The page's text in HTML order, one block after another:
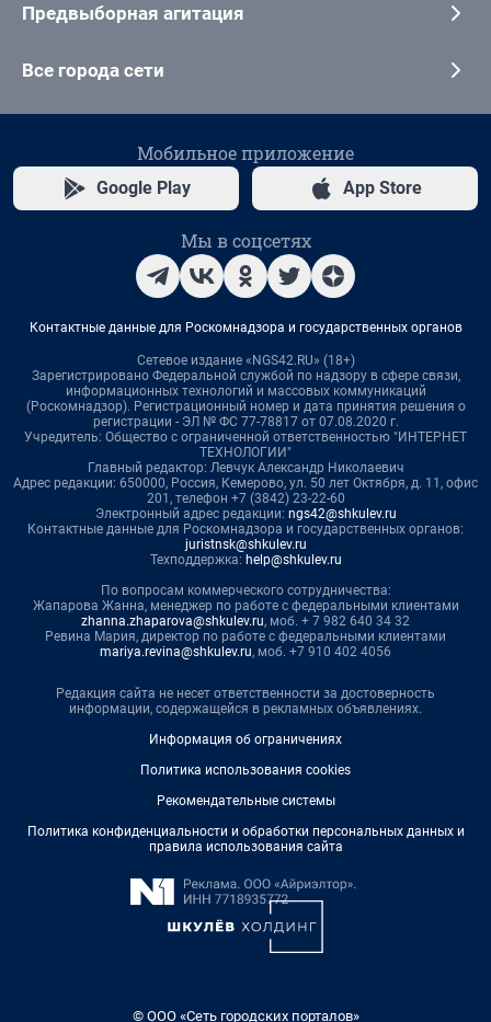
Предвыборная агитация
Все города сети
Мобильное приложение
Google Play App Store
Мы в соцсетях
Контактные данные для Роскомнадзора и государственных органов
Сетевое издание «NGS42.RU» (18+)
Зарегистрировано Федеральной службой по надзору в сфере связи,
информационных технологий и массовых коммуникаций
(Роскомнадзор). Регистрационный номер и дата принятия решения о
регистрации - ЭЛ № ФС 77-78817 от 07.08.2020 г.
Учредитель: Общество с ограниченной ответственностью "ИНТЕРНЕТ
ТЕХНОЛОГИИ"
Главный редактор: Левчук Александр Николаевич
Адрес редакции: 650000, Россия, Кемерово, ул. 50 лет Октября, д. 11, офис
201, телефон +7 (3842) 23-22-60
Электронный адрес редакции: ngs42@shkulev.ru
Контактные данные для Роскомнадзора и государственных органов:
juristnsk@shkulev.ru
Техподдержка: help@shkulev.ru
По вопросам коммерческого сотрудничества:
Жапарова Жанна, менеджер по работе с федеральными клиентами
zhanna.zhaparova@shkulev.ru, моб. + 7 982 640 34 32
Ревина Мария, директор по работе с федеральными клиентами
mariya.revina@shkulev.ru, моб. +7 910 402 4056
Редакция сайта не несет ответственности за достоверность
информации, содержащейся в рекламных объявлениях.
Информация об ограничениях
Политика использования cookies
Рекомендательные системы
Политика конфиденциальности и обработки персональных данных и
правила использования сайта
© ООО «Сеть городских порталов»